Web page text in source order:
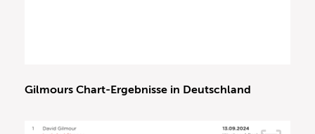
Gilmours Chart-Ergebnisse in Deutschland